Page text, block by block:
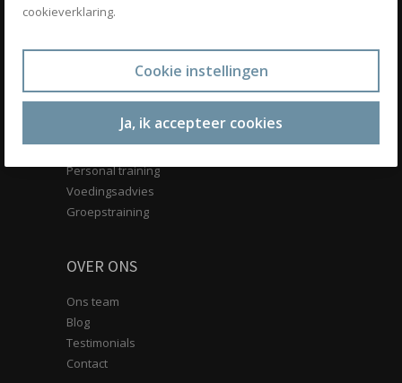
cookieverklaring.
Cookie instellingen
Ja, ik accepteer cookies
SCHRIJF IN VOOR ONZE NIEUWSBRIEF
DIENSTEN
Personal training
Voedingsadvies
Groepstraining
OVER ONS
Ons team
Blog
Testimonials
Contact